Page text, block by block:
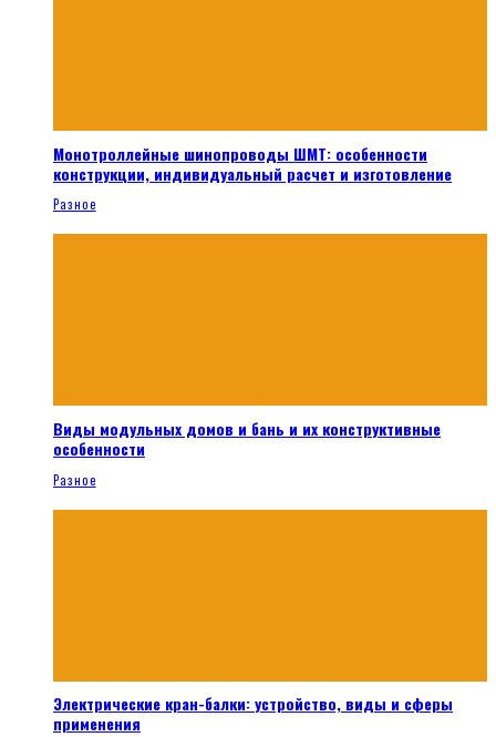
Монотроллейные шинопроводы ШМТ: особенности
конструкции, индивидуальный расчет и изготовление
Разное
Виды модульных домов и бань и их конструктивные
особенности
Разное
Электрические кран-балки: устройство, виды и сферы
применения